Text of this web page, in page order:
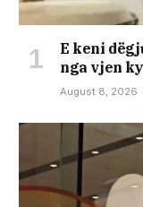
E keni
nga vjen
August 8, 2026